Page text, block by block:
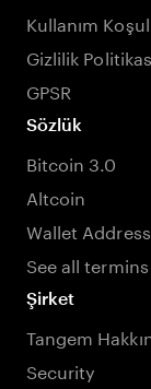
Kullanım
Gizlilik
GPSR
Sözlük
Bitcoin 3.0
Altcoin
Wallet Address
See all termins
Şirket
Tangem
Security